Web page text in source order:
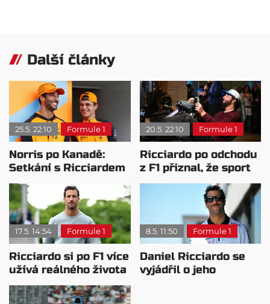
Další články
25.5. 22:10 Formule 1
Norris po Kanadě:
Setkání s Ricciardem
a slova o Indy 500
20.5. 22:10 Formule 1
Ricciardo po odchodu
z F1 přiznal, že sport
přestal sledovat
17.5. 14:54 Formule 1
Ricciardo si po F1 více
užívá reálného života
8.5. 11:50 Formule 1
Daniel Ricciardo se
vyjádřil o jeho